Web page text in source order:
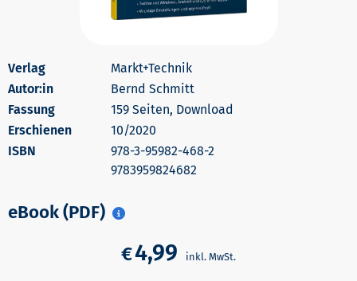
Markt+Technik
Autor:in
Bernd Schmitt
159 Seiten, Download
Erschienen
10/2020
978-3-95982-468-2
9783959824682
eBook (PDF)
€4,99